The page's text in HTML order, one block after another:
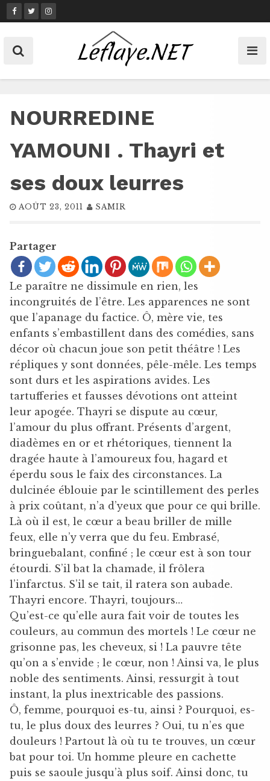
Skip
to
NOURREDINE
YAMOUNI . Thayri et
ses doux leurres
AOÛT 23, 2011 SAMIR
Partager
Le paraître ne dissimule en rien, les
incongruités de l’être. Les apparences ne sont
que l’apanage du factice. Ô, mère vie, tes
enfants s’embastillent dans des comédies, sans
décor où chacun joue son petit théâtre ! Les
répliques y sont données, pêle-mêle. Les temps
sont durs et les aspirations avides. Les
tartufferies et fausses dévotions ont atteint
leur apogée. Thayri se dispute au cœur,
l’amour du plus offrant. Présents d’argent,
diadèmes en or et rhétoriques, tiennent la
dragée haute à l’amoureux fou, hagard et
éperdu sous le faix des circonstances. La
dulcinée éblouie par le scintillement des perles
à prix coûtant, n’a d’yeux que pour ce qui brille.
Là où il est, le cœur a beau briller de mille
feux, elle n’y verra que du feu. Embrasé,
bringuebalant, confiné ; le cœur est à son tour
étourdi. S’il bat la chamade, il frôlera
l’infarctus. S’il se tait, il ratera son aubade.
Thayri encore. Thayri, toujours…
Qu’est-ce qu’elle aura fait voir de toutes les
couleurs, au commun des mortels ! Le cœur ne
grisonne pas, les cheveux, si ! La pauvre tête
qu’on a s’envide ; le cœur, non ! Ainsi va, le plus
noble des sentiments. Ainsi, ressurgit à tout
instant, la plus inextricable des passions.
Ô, femme, pourquoi es-tu, ainsi ? Pourquoi, es-
tu, le plus doux des leurres ? Oui, tu n’es que
douleurs ! Partout là où tu te trouves, un cœur
bat pour toi. Un homme pleure en cachette
puis se saoule jusqu’à plus soif. Ainsi donc, tu